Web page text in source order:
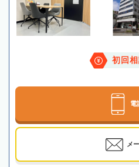
初回
電
メ